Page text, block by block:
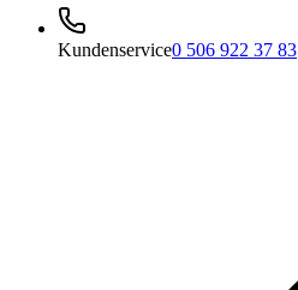
Kundenservice0 506 922 37 83